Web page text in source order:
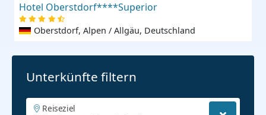
Hotel Oberstdorf****Superior
Oberstdorf, Alpen / Allgäu, Deutschland
Unterkünfte filtern
Reiseziel